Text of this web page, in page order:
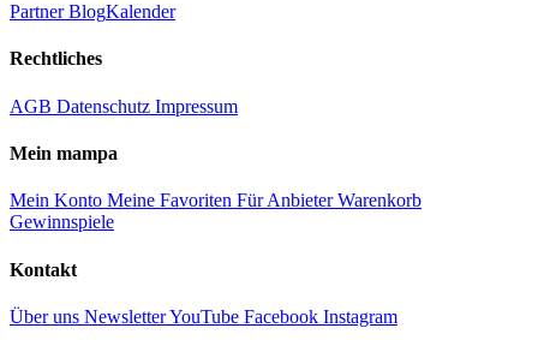
PartnerBlogKalender
Rechtliches
AGB Datenschutz Impressum
Mein mampa
Mein Konto Meine Favoriten Für AnbieterWarenkorb
Gewinnspiele
Kontakt
Über uns NewsletterYouTube Facebook Instagram